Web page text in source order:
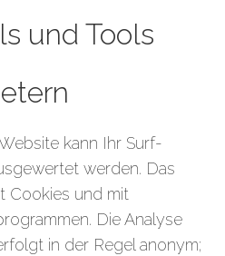
und Tools
kann Ihr Surf-
werden. Das
Cookies und mit
Die Analyse
in der Regel anonym;